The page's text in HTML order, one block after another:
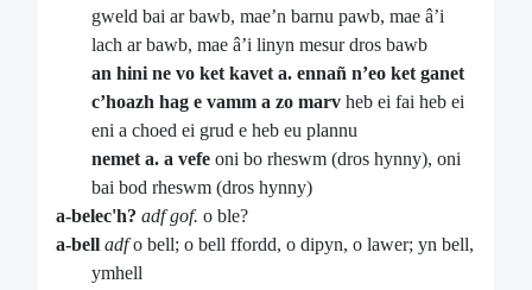
gweld bai ar bawb, mae’n barnu pawb, mae â’i
lach ar bawb, mae â’i linyn mesur dros bawb
an hini ne vo ket kavet a. ennañ n’eo ket ganet
c’hoazh hag e vamm a zo marv heb ei fai heb ei
eni a choed ei grud e heb eu plannu
nemet a. a vefe oni bo rheswm (dros hynny), oni
bai bod rheswm (dros hynny)
a-belec'h? adf gof. o ble?
a-bell adfo bell; o bell ffordd, o dipyn, o lawer; yn bell,
ymhell